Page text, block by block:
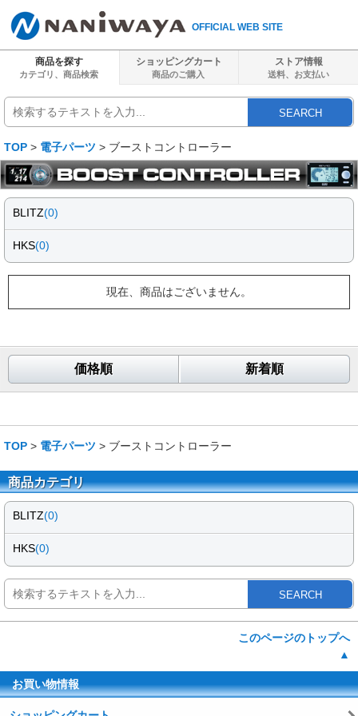
OFFICIAL WEB SITE
商品を探す
カテゴリ、商品検索
ショッピングカート
商品のご購入
ストア情報
送料、 お支払い
SEARCH
TOP > 電子パーツ > ブーストコントローラー
BLITZ(0)
HKS(0)
現在、商品はございません。
価格順 新着順
TOP > 電子パーツ > ブーストコントローラー
商品カテゴリ
BLITZ(0)
HKS(0)
SEARCH
このページのトップへ
▲
お買い物情報